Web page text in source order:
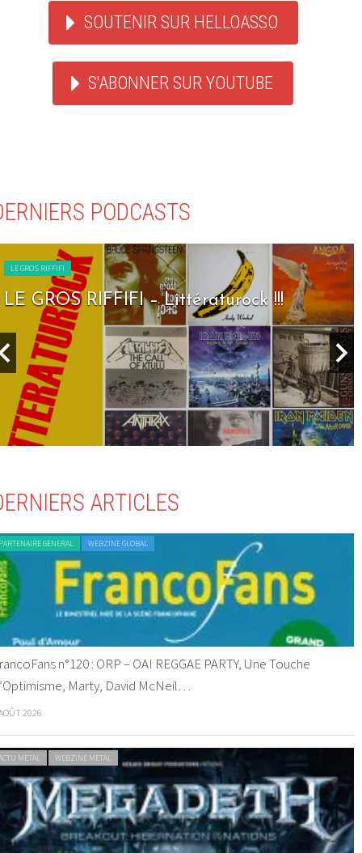
SOUTENIR SUR HELLOASSO
S'ABONNER SUR YOUTUBE
PODCASTS
LE GROS RIFFIFI
LE GROS RIFFIFI – Littératurock !!!
ARTICLES
GENERAL WEBZINE GLOBAL
n°120 : ORP – OAI REGGAE PARTY, Une Touche
Marty, David McNeil…
2026
METAL WEBZINE METAL